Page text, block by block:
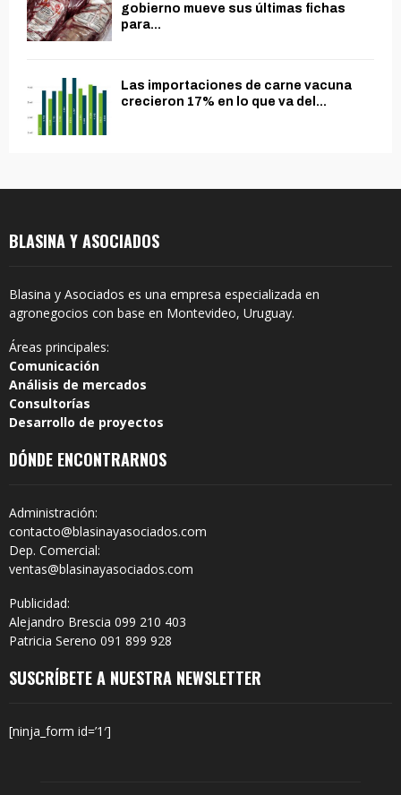
gobierno mueve sus últimas fichas
para...
Las importaciones de carne vacuna
crecieron 17% en lo que va del...
BLASINA Y ASOCIADOS
Blasina y Asociados es una empresa especializada en
agronegocios con base en Montevideo, Uruguay.
Áreas principales:
Comunicación
Análisis de mercados
Consultorías
Desarrollo de proyectos
DÓNDE ENCONTRARNOS
Administración:
contacto@blasinayasociados.com
Dep. Comercial:
ventas@blasinayasociados.com
Publicidad:
Alejandro Brescia 099 210 403
Patricia Sereno 091 899 928
SUSCRÍBETE A NUESTRA NEWSLETTER
[ninja_form id=’1′]